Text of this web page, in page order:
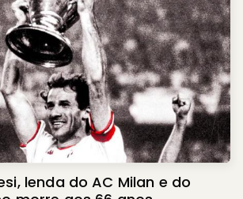
lenda do AC Milan e do